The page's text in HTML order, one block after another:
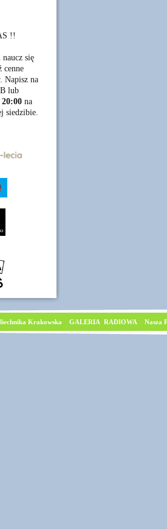
!!
naucz się
cenne
Napisz na
lub
20:00 na
siedzibie.
Krakowska GALERIA RADIOWA Nasza